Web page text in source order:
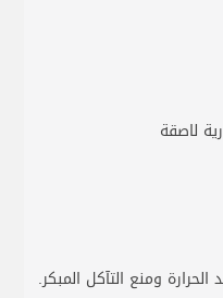
لاصقة
ومنع التآكل المبكر.